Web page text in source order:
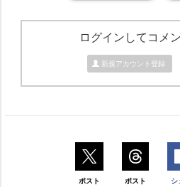
ログインしてコメ
新規アカウント登録
ポスト ポスト シ